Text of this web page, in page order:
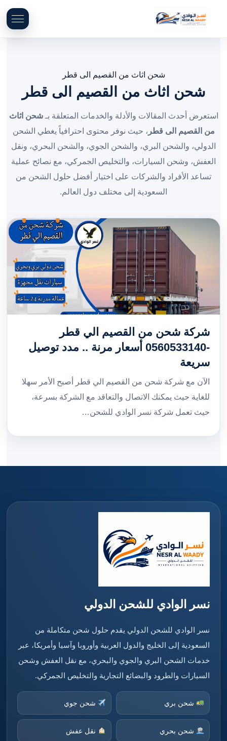
شحن اثاث من القصيم الى قطر
شحن اثاث من القصيم الى قطر
استعرض أحدث المقالات والأدلة والخدمات المتعلقة بـشحن اثاث
من القصيم الى قطر ، حيث نوفر محتوى احترافياً يغطي الشحن
الدولي، والشحن البري، والشحن الجوي، والشحن البحري، ونقل
العفش، وشحن السيارات، والتخليص الجمركي، مع نصائح عملية
تساعد الأفراد والشركات على اختيار أفضل حلول الشحن من
السعودية إلى مختلف دول العالم.
شركة شحن من القصيم الي قطر
-0560533140 أسعار مرنة .. مدد توصيل
سريعة
الآن مع شركة شحن من القصيم الي قطر أصبح الأمر سهلا
للغاية حيث يمكنك الاتصال والتعاقد مع الشركة بسرعة،
حيث تعمل شركة نسر الوادي للشحن…
نسر الوادي للشحن الدولي
نسر الوادي للشحن الدولي يقدم حلول شحن متكاملة من
السعودية إلى الخليج والدول العربية وأوروبا وآسيا وأمريكا، عبر
خدمات الشحن البري والجوي والبحري، مع نقل العفش وشحن
السيارات والطرود والبضائع التجارية والتخليص الجمركي.
شحن بري شحن جوي
شحن بحري نقل عفش